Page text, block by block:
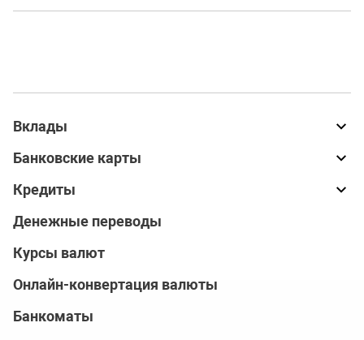
Вклады
Банковские карты
Кредиты
Денежные переводы
Курсы валют
Онлайн-конвертация валюты
Банкоматы